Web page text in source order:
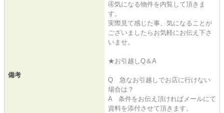
備考
④気になる物件を内覧して頂きま
す。
実際見て感じた事、気になることが
ございましたらお気軽にお伝え下さ
いませ。
★お引越しQ＆A
Q 急なお引越しでお店に行けない
場合は？
A 条件をお伝え頂ければメールにて
資料を添付させて頂きます。